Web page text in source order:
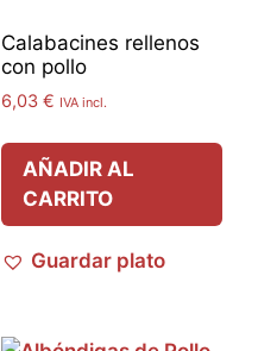
Calabacines rellenos
con pollo
6,03 € IVA incl.
AÑADIR AL
CARRITO
Guardar plato